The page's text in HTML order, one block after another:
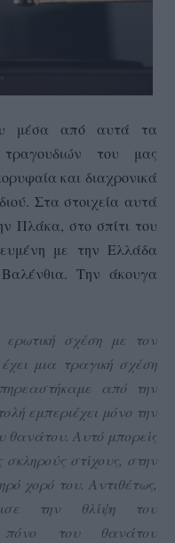
μέσα από αυτά τα
του μας
και διαχρονικά
Στα στοιχεία αυτά
Πλάκα, στο σπίτι του
με την Ελλάδα
Την άκουγα
ερωτική σχέση με τον
μια τραγική σχέση
από την
εμπεριέχει μόνο την
θανάτου. Αυτό μπορείς
στίχους, στην
χορό του. Αντιθέτως,
την θλίψη του
πόνο του θανάτου